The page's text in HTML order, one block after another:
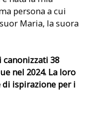
persona a cui
Maria, la suora
canonizzati 38
nel 2024. La loro
ispirazione per i